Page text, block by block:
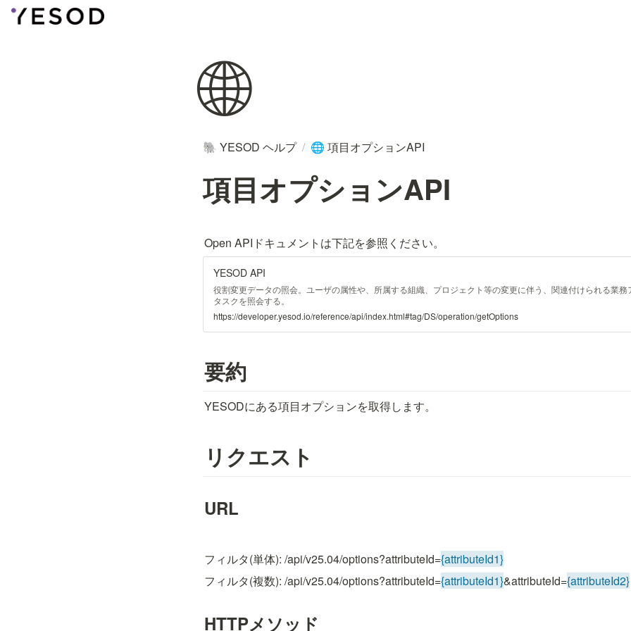
🌐
🐘 YESOD ヘルプ / 🌐 項目オプションAPI
項目オプションAPI
Open APIドキュメントは下記を参照ください。
YESOD API
役割変更データの照会。ユーザの属性や、所属する組織、プロジェクト等の変更に伴う、関連付けられる業
タスクを照会する。
https://developer.yesod.io/reference/api/index.html#tag/DS/operation/getOptions
要約
YESODにある項目オプションを取得します。
リクエスト
URL
フィルタ(単体): /api/v25.04/options?attributeId={attributeId1}
フィルタ(複数): /api/v25.04/options?attributeId={attributeId1}&attributeId={attributeId2}
HTTPメソッド